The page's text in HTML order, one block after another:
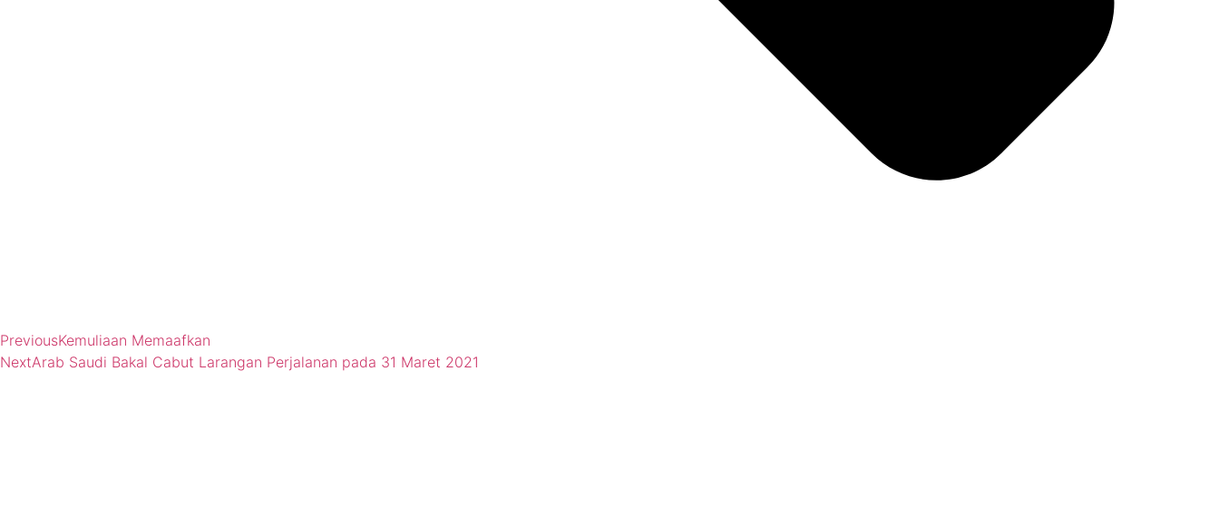
PreviousKemuliaan Memaafkan
NextArab Saudi Bakal Cabut Larangan Perjalanan pada 31 Maret 2021